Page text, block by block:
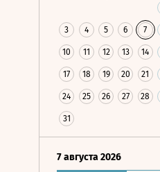
3 4 5 6 7
10 11 12 13 14
17 18 19 20 21
24 25 26 27 28
31
7 августа 2026